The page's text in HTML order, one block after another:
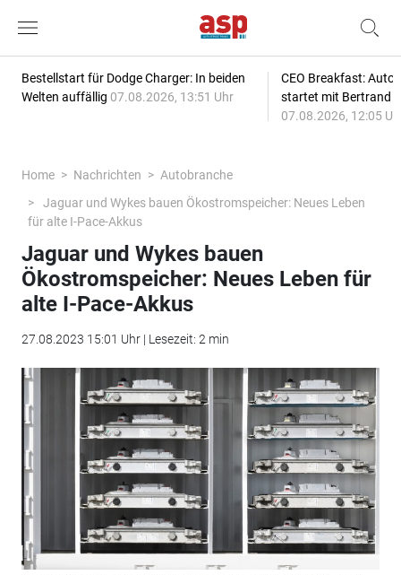
Bestellstart für Dodge Charger: In beiden
Welten auffällig 07.08.2026, 13:51 Uhr
CEO Breakfast:
startet mit Bertrand
07.08.2026, 12:05
Home Nachrichten
Autobranche
Jaguar und Wykes bauen Ökostromspeicher: Neues Leben
für alte I-Pace-Akkus
Jaguar und Wykes bauen
Ökostromspeicher: Neues Leben für
alte I-Pace-Akkus
27.08.2023 15:01 Uhr | Lesezeit: 2 min